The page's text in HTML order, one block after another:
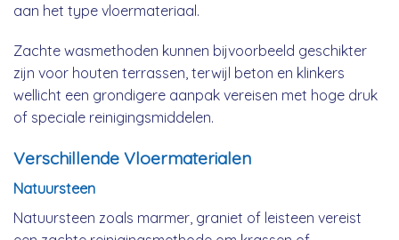
aan het type vloermateriaal.
Zachte wasmethoden kunnen bijvoorbeeld geschikter
zijn voor houten terrassen, terwijl beton en klinkers
wellicht een grondigere aanpak vereisen met hoge druk
of speciale reinigingsmiddelen.
Verschillende Vloermaterialen
Natuursteen
Natuursteen zoals marmer, graniet of leisteen vereist